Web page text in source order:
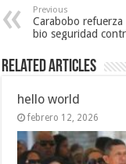
Previous
Carabobo refuerza
bio seguridad
Related Articles
hello world
febrero 12, 2026